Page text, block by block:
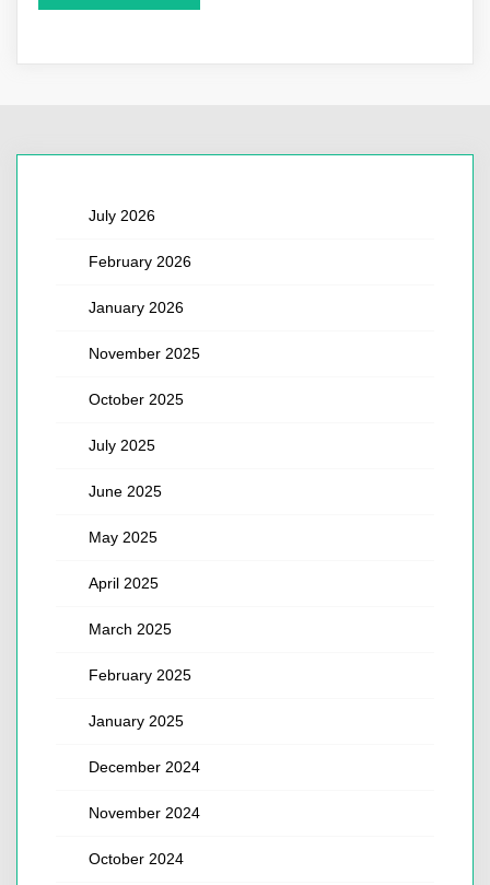
July 2026
February 2026
January 2026
November 2025
October 2025
July 2025
June 2025
May 2025
April 2025
March 2025
February 2025
January 2025
December 2024
November 2024
October 2024